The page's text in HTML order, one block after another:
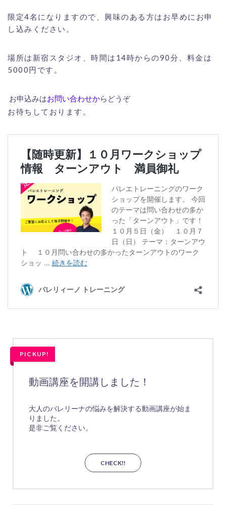
限定4名になりますので、興味のある方はお早めにお申
し込みください。
場所は新宿スタジオ、時間は 14時からの90分、料金は
5000円です。
お申込みはお問い合わせからどうぞ
お待ちしております。
PICKUP!
動画講座を開講しました！
大人のバレリーナの悩みを解決する動画講座が始ま
りました。
是非ご覧ください。
CHECK!!